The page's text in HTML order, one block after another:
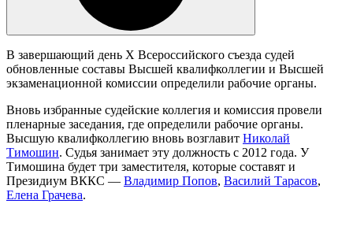
В завершающий день Х Всероссийского съезда судей
обновленные составы Высшей квалифколлегии и Высшей
экзаменационной комиссии определили рабочие органы.
Вновь избранные судейские коллегия и комиссия провели
пленарные заседания, где определили рабочие органы.
Высшую квалифколлегию вновь возглавит Николай
Тимошин. Судья занимает эту должность с 2012 года. У
Тимошина будет три заместителя, которые составят и
Президиум ВККС — Владимир Попов, Василий Тарасов,
Елена Грачева.